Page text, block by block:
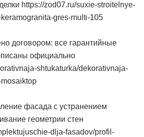
https://zod07.ru/suxie-stroitelnye-
gres-multi-105
договором: все гарантийные
официально
shtukaturka/dekorativnaja-
фасада с устранением
геометрии стен
dlja-fasadov/profil-